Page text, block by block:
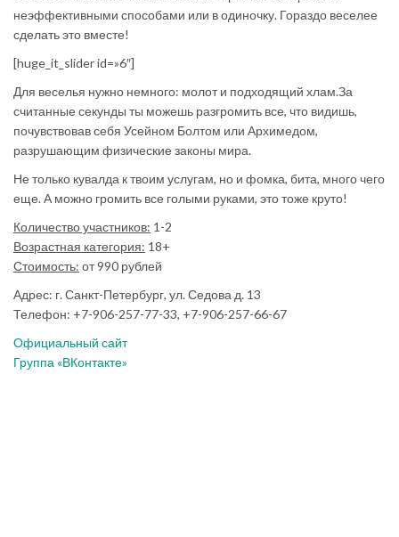
неэффективными способами или в одиночку. Гораздо веселее
сделать это вместе!
[huge_it_slider id=»6″]
Для веселья нужно немного: молот и подходящий хлам.За
считанные секунды ты можешь разгромить все, что видишь,
почувствовав себя Усейном Болтом или Архимедом,
разрушающим физические законы мира.
Не только кувалда к твоим услугам, но и фомка, бита, много чего
еще. А можно громить все голыми руками, это тоже круто!
Количество участников: 1-2
Возрастная категория: 18+
Стоимость: от 990 рублей
Адрес: г. Санкт-Петербург, ул. Седова д. 13
Телефон: +7-906-257-77-33, +7-906-257-66-67
Официальный сайт
Группа «ВКонтакте»